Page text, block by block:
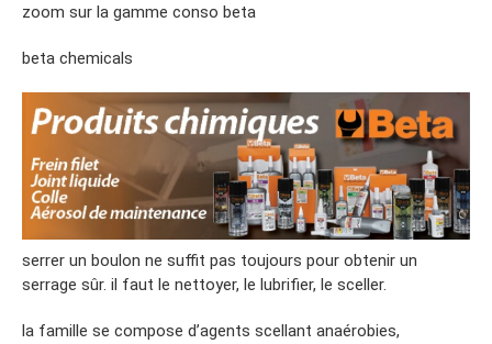
zoom sur la gamme conso beta
beta chemicals
serrer un boulon ne suffit pas toujours pour obtenir un
serrage sûr. il faut le nettoyer, le lubrifier, le sceller.
la famille se compose d’agents scellant anaérobies,